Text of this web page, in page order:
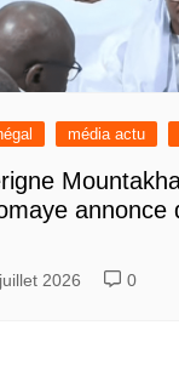
média actu
annonce
2026 0